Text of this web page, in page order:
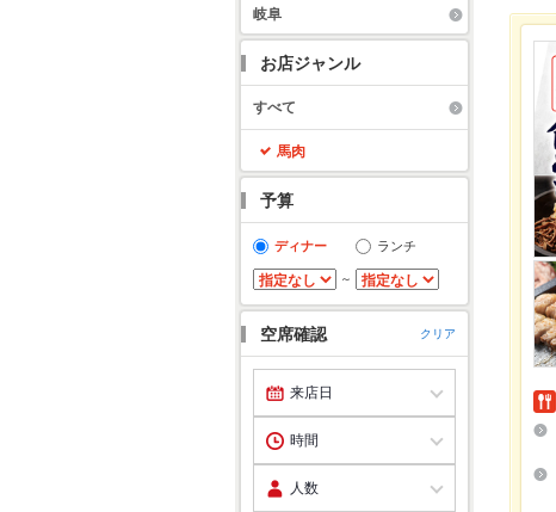
岐阜
お店ジャンル
すべて
馬肉
予算
ディナー ランチ
～
空席確認 クリア